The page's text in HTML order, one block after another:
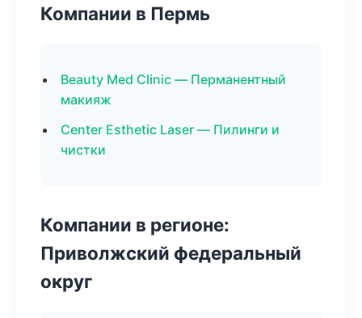
Компании в Пермь
Beauty Med Clinic — Перманентный
макияж
Center Esthetic Laser — Пилинги и
чистки
Компании в регионе:
Приволжский федеральный
округ